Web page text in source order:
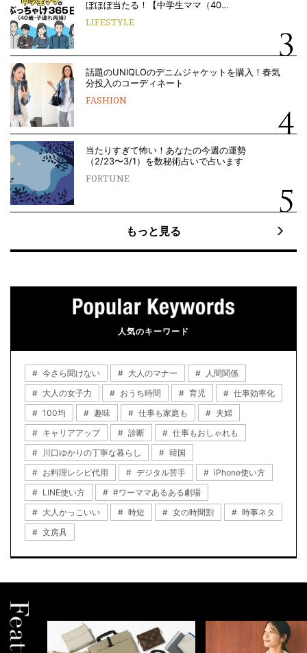
ぼほぼ当たる！【中学生ママ（40…
LIFESTYLE
話題のUNIQLOのデニムジャケットを購入！春気
分投入のコーディネート
FASHION
当たりすぎて怖い！あなたの今週の運勢
（2/23〜3/1）を数秘術占いで占います
FORTUNE
もっと見る
人気のキーワード
今さら聞けない 大人のマナー
人間関係
大人の女子力
おうち時間 育児
仕事効率化
100均
趣味 仕事も家庭も
夫婦
キャリアアップ
診断
仕事もおしゃれも
川口ゆかりの丁寧な暮らし
韓国
お料理レシピ代用
デジタル苦手
iPhone使い方
LINE使い方
#ワーママあるある劇場
大人かっこいい
時短 女の時間割
時事ネタ
文房具